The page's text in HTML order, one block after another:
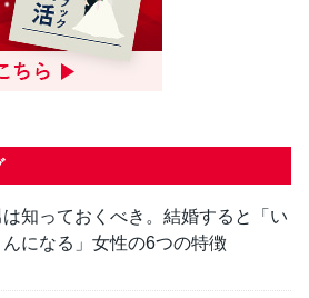
知っておくべき。結婚すると「い
になる」女性の6つの特徴